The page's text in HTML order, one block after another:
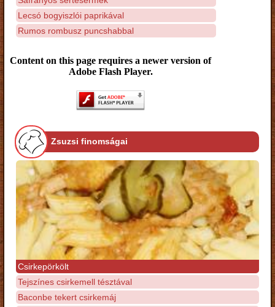
Lecsó bogyiszlói paprikával
Rumos rombusz puncshabbal
Content on this page requires a newer version of
Adobe Flash Player.
Zsuzsi finomságai
Csirkepörkölt
Tejszínes csirkemell tésztával
Baconbe tekert csirkemáj